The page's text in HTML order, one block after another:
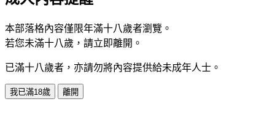
本部落格內容僅限年滿十八歲者瀏覽。
若您未滿十八歲，請立即離開。
已滿十八歲者，亦請勿將內容提供給未成年人士。
我已滿18歲 離開